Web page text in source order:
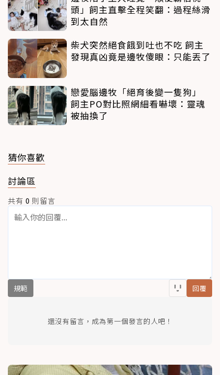
頭」飼主直擊全程笑翻：過程絲滑
到太自然
柴犬突然絕食餓到吐也不吃 飼主
發現真凶竟是邊牧傻眼：只能丟了
戀愛腦邊牧「絕育後變一隻狗」
飼主PO對比照網細看嚇壞：靈魂
被抽換了
猜你喜歡
討論區
共有 0 則留言
規範 回覆
還沒有留言，成為第一個發言的人吧！